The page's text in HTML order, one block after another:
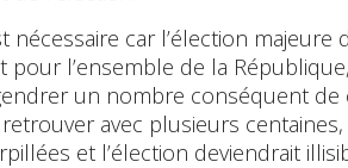
nécessaire car l’élection
pour l’ensemble de la
un nombre conséquent
avec plusieurs
et l’élection deviendrait